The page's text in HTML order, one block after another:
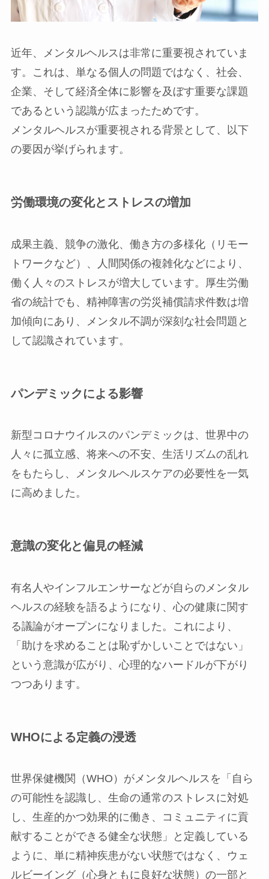
近年、メンタルヘルスは非常に重要視されていま
す。これは、単なる個人の問題ではなく、社会、
企業、そして経済全体に影響を及ぼす重要な課題
であるという認識が広まったためです。
メンタルヘルスが重要視される背景として、以下
の要因が挙げられます。
労働環境の変化とストレスの増加
成果主義、競争の激化、働き方の多様化（リモー
トワークなど）、人間関係の複雑化などにより、
働く人々のストレスが増大しています。厚生労働
省の統計でも、精神障害の労災補償請求件数は増
加傾向にあり、メンタル不調が深刻な社会問題と
して認識されています。
パンデミックによる影響
新型コロナウイルスのパンデミックは、世界中の
人々に孤立感、将来への不安、生活リズムの乱れ
をもたらし、メンタルヘルスケアの必要性を一気
に高めました。
意識の変化と偏見の軽減
有名人やインフルエンサーなどが自らのメンタル
ヘルスの経験を語るようになり、心の健康に関す
る議論がオープンになりました。これにより、
「助けを求めることは恥ずかしいことではない」
という意識が広がり、心理的なハードルが下がり
つつあります。
WHOによる定義の浸透
世界保健機関（WHO）がメンタルヘルスを「自ら
の可能性を認識し、生命の通常のストレスに対処
し、生産的かつ効果的に働き、コミュニティに貢
献することができる健全な状態」と定義している
ように、単に精神疾患がない状態ではなく、ウェ
ルビーイング（心身ともに良好な状態）の一部と